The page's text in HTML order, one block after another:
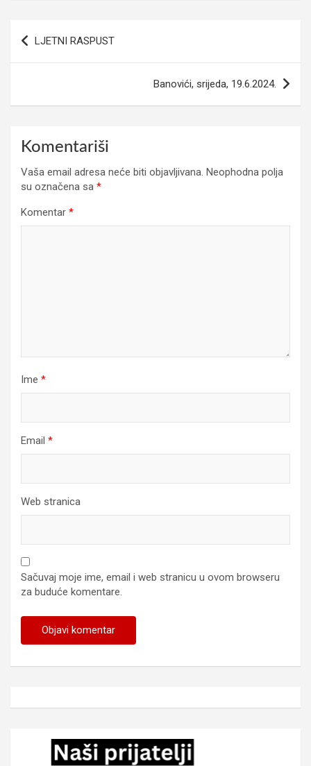
LJETNI RASPUST
Banovići, srijeda, 19.6.2024.
Komentariši
Vaša email adresa neće biti objavljivana. Neophodna polja
su označena sa *
Komentar *
Ime *
Email *
Web stranica
Sačuvaj moje ime, email i web stranicu u ovom browseru
za buduće komentare.